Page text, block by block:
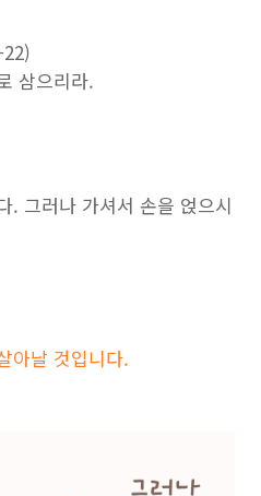
삼으리라.
. 그러나 가셔서 손을 얹으시
아날 것입니다.